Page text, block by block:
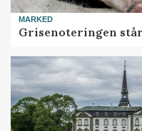
MARKED
Grisenoteringen